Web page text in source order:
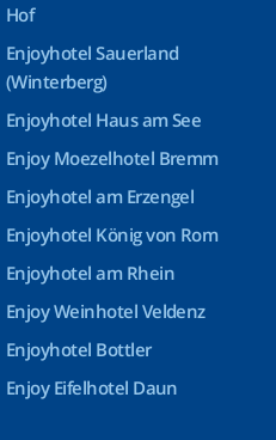
Hof
Enjoyhotel Sauerland
(Winterberg)
Enjoyhotel Haus am See
Enjoy Moezelhotel Bremm
Enjoyhotel am Erzengel
Enjoyhotel König von Rom
Enjoyhotel am Rhein
Enjoy Weinhotel Veldenz
Enjoyhotel Bottler
Enjoy Eifelhotel Daun